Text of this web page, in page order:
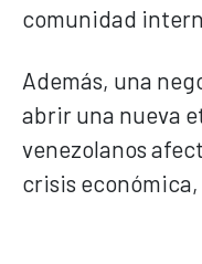
comunidad
Además, una
abrir una nueva
venezolanos
crisis